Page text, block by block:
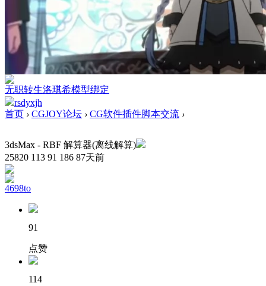
无职转生洛琪希模型绑定
rsdyxjh
首页 › CGJOY论坛 › CG软件插件脚本交流 ›
3dsMax - RBF 解算器(离线解算)
25820 113 91 186 87天前
4698to
91
点赞
114